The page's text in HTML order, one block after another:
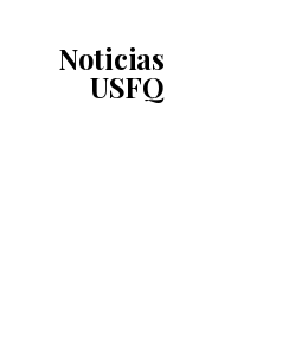
Noticias
USFQ